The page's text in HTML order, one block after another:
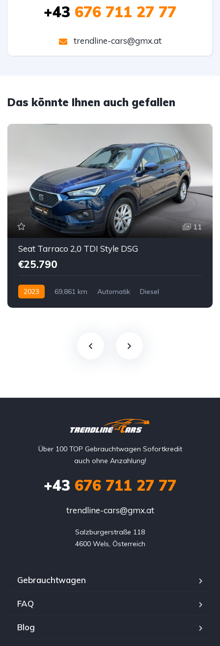
+43 676 711 27 77
trendline-cars@gmx.at
Das könnte Ihnen auch gefallen
11
Seat Tarraco 2,0 TDI Style DSG
€25.790
2023 69,861 km Automatik
Diesel
Über 100 TOP Gebrauchtwagen Sofortkredit
auch ohne Anzahlung!
+43 676 711 27 77
trendline-cars@gmx.at
Salzburgerstraße 118
4600 Wels, Österreich
Gebrauchtwagen
FAQ
Blog